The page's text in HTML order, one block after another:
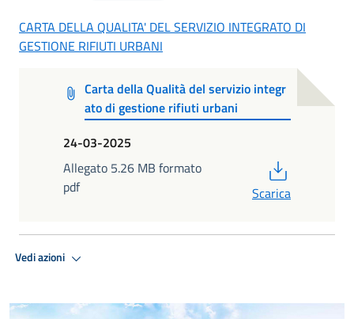
CARTA DELLA QUALITA' DEL SERVIZIO INTEGRATO DI
GESTIONE RIFIUTI URBANI
Carta della Qualità del servizio integr
ato di gestione rifiuti urbani
24-03-2025
Allegato 5.26 MB formato
pdf
Scarica
Vedi azioni